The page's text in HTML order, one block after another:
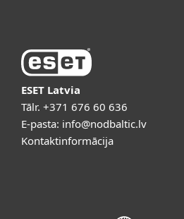
ESET Latvia
Tālr. +371 676 60 636
E-pasta: info@nodbaltic.lv
Kontaktinformācija